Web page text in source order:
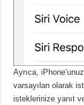
Ayrıca,
varsayılan olarak
isteklerinize yanıt